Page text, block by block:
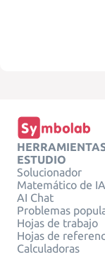
ESTUDIO
Solucionador
Matemático de IA
AI Chat
Problemas
Hojas de trabajo
Hojas de
Calculadoras